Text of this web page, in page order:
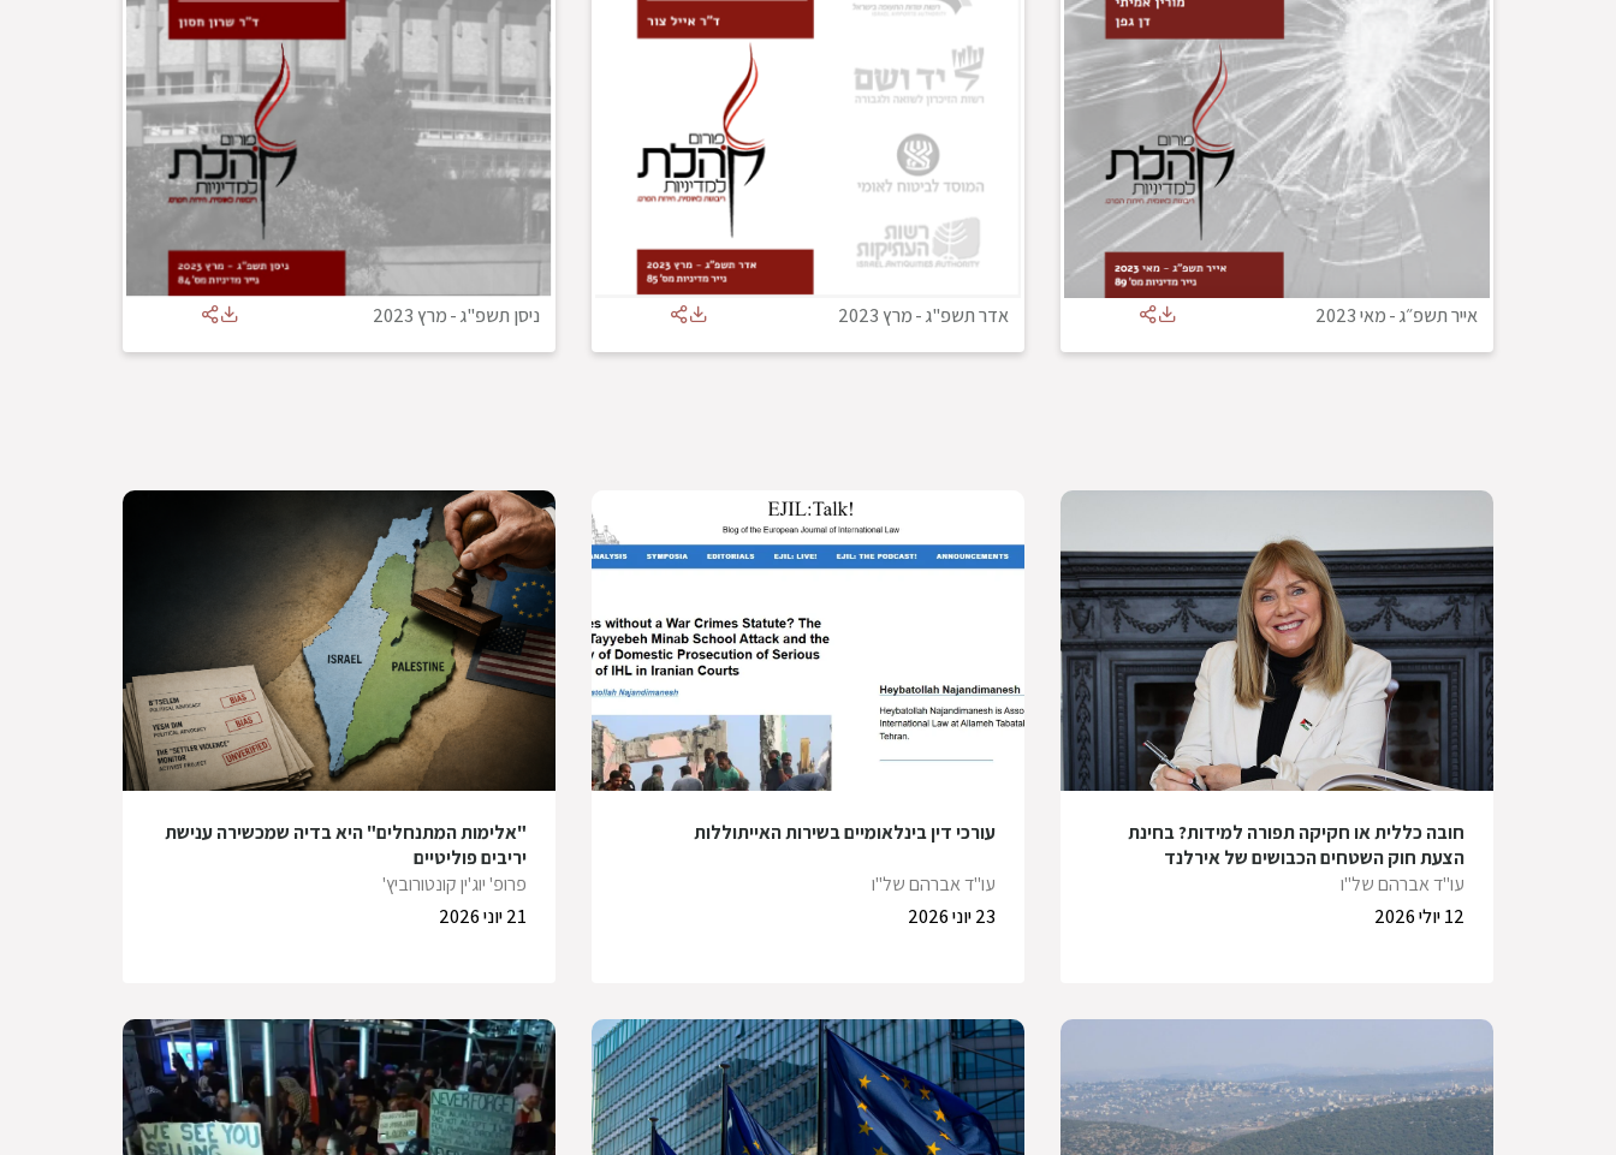
אייר תשפ״ג-מאי 2023 אדר תשפ"ג-מרץ 2023 ניסן תשפ"ג-מרץ 2023
חובה כללית או חקיקה תפורה למידות? בחינת
הצעת חוק השטחים הכבושים של אירלנד
עו"ד אברהם של"ו
12 יולי 2026
עורכי דין בינלאומיים בשירות האייתוללות
עו"ד אברהם של"ו
23 יוני 2026
"אלימות המתנחלים" היא בדיה שמכשירה ענישת
יריבים פוליטיים
פרופ' יוג'ין קונטורוביץ'
21 יוני 2026